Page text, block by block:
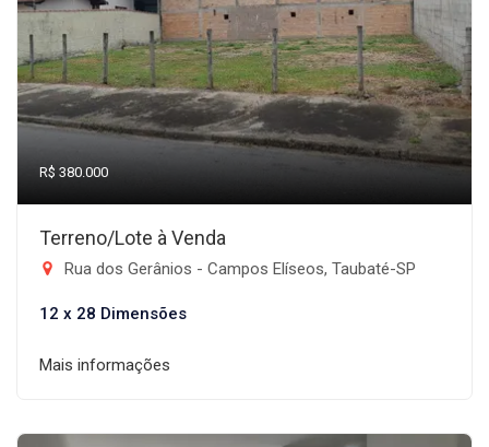
R$ 380.000
Terreno/Lote à Venda
Rua dos Gerânios - Campos Elíseos, Taubaté-SP
12 x 28 Dimensões
Mais informações